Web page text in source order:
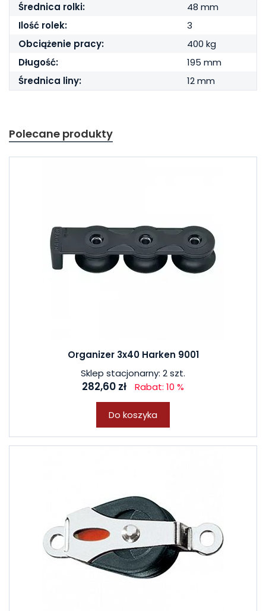
Średnica rolki:
48 mm
Ilość rolek:
3
Obciążenie pracy:
400 kg
Długość:
195 mm
Średnica liny:
12 mm
Polecane produkty
Organizer 3x40 Harken 9001
Sklep stacjonarny: 2 szt.
282,60 zł Rabat: 10 %
Do koszyka